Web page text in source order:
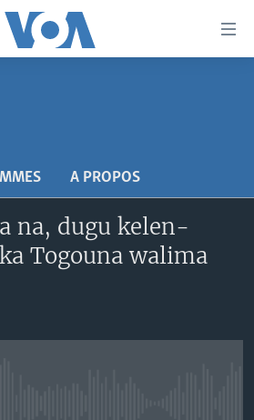
A PROPOS
na, dugu kelen-
Togouna walima